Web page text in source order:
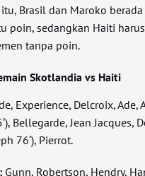
Brasil dan Maroko
poin, sedangkan Haiti
tanpa poin.
Skotlandia vs Haiti
Experience, Delcroix, Ade,
Bellegarde, Jean Jacques,
76′), Pierrot.
Gunn, Robertson, Hendry,